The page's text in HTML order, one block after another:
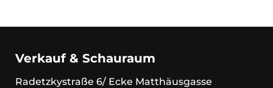
Verkauf & Schauraum
Radetzkystraße 6/ Ecke Matthäusgasse